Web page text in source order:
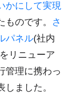
かにして実現
のです。 さ
パネル(社内
リニューア
管理に携わっ
ました。